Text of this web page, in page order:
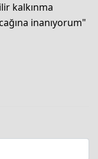
kalkınma
inanıyorum"